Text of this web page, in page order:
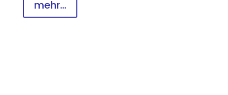
mehr...